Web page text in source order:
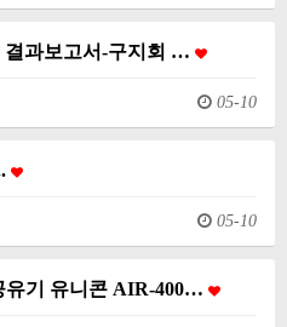
결과보고서-구지회 …
05-10
05-10
유기 유니콘 AIR-400…